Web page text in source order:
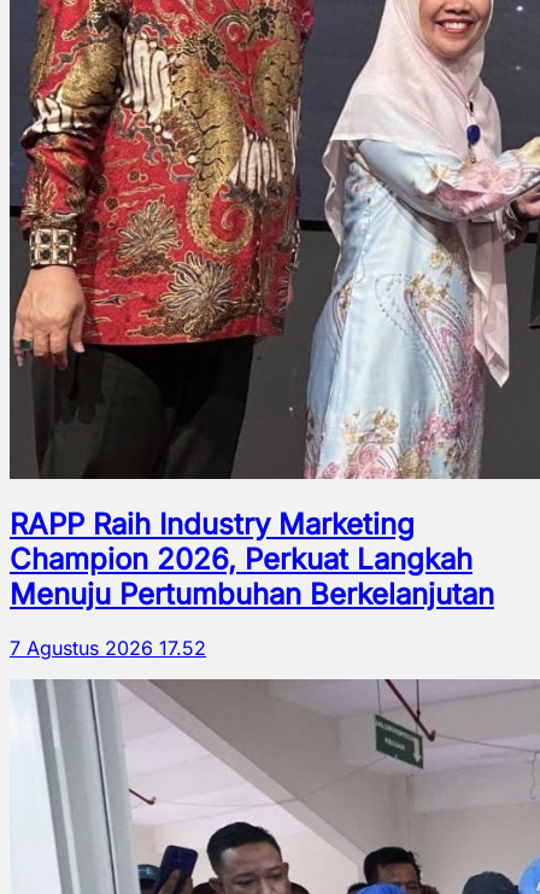
RAPP Raih Industry Marketing
Champion 2026, Perkuat Langkah
Menuju Pertumbuhan Berkelanjutan
7 Agustus 2026 17.52